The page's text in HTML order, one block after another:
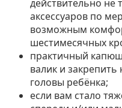
действительно не
аксессуаров по
возможным
шестимесячных
практичный
валик и
головы ребёнка;
если вам стало